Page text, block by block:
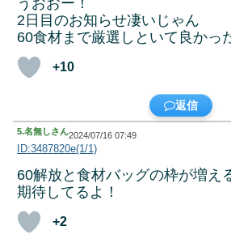
2日目のお知らせ凄いじゃん
60食材まで厳選しといて良かっ
+10
返信
5.名無しさん2024/07/16 07:49
ID:3487820e(1/1)
60解放と食材バッグの枠が増え
期待してるよ！
+2